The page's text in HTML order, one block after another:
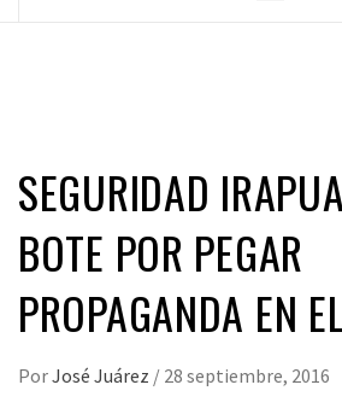
SEGURIDAD
BOTE POR PEGAR
PROPAGANDA EN
PorJosé Juárez / 28 septiembre, 2016